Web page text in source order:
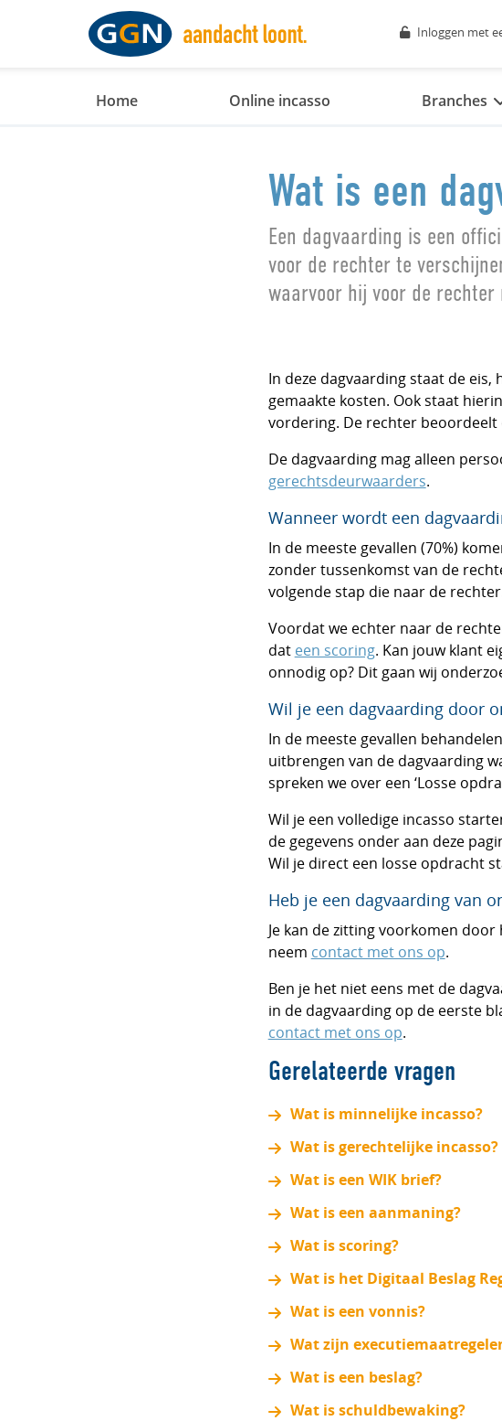
Inloggen met
Home Online incasso Branches
Wat is een
Een dagvaarding is een
voor de rechter te
waarvoor hij voor de rechter
In deze dagvaarding staat de
gemaakte kosten. Ook staat
vordering. De rechter
De dagvaarding mag alleen
gerechtsdeurwaarders.
Wanneer wordt een
In de meeste gevallen (70%)
zonder tussenkomst van de
volgende stap die naar de
Voordat we echter naar de
dat een scoring. Kan jouw klant
onnodig op? Dit gaan wij
Wil je een dagvaarding door
In de meeste gevallen
uitbrengen van de dagvaarding
spreken we over een ‘Losse
Wil je een volledige incasso
de gegevens onder aan deze
Wil je direct een losse opdracht
Heb je een dagvaarding van
Je kan de zitting voorkomen
neem contact met ons op.
Ben je het niet eens met de
in de dagvaarding op de eerste
contact met ons op.
Gerelateerde vragen
Wat is minnelijke incasso?
Wat is gerechtelijke incasso?
Wat is een WIK brief?
Wat is een aanmaning?
Wat is scoring?
Wat is het Digitaal Beslag
Wat is een vonnis?
Wat zijn
Wat is een beslag?
Wat is schuldbewaking?